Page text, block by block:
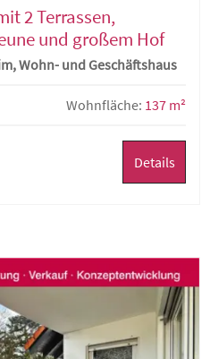
2 Terrassen,
und großem Hof
Wohn- und Geschäftshaus
Wohnfläche: 137 m²
Details